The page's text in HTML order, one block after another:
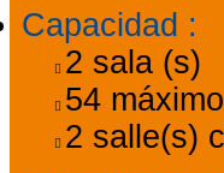
Capacidad :
2 sala (s)
54
2 salle(s)